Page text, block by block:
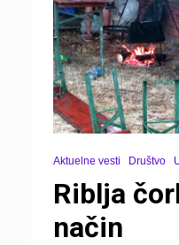
Aktuelne vesti Društvo
Riblja
način